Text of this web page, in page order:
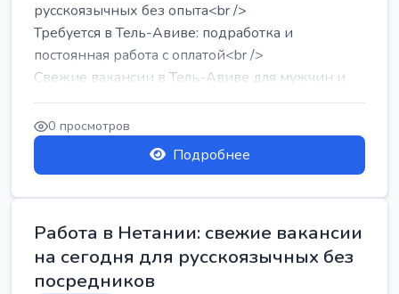
русскоязычных без опыта<br />
Требуется в Тель-Авиве: подработка и
постоянная работа с оплатой<br />
Свежие вакансии в Тель-Авиве для мужчин и
женщин от хозя...
0 просмотров
Подробнее
Работа в Нетании: свежие вакансии
на сегодня для русскоязычных без
посредников